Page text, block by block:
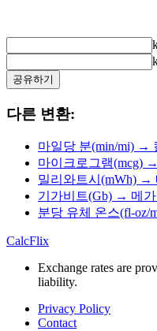
공유하기
다른 변환:
마일당 분(min/mi) →
마이크로그램(mcg)
밀리와트시(mWh) →
기가비트(Gb) → 메
분당 유체 온스(fl-oz/
CalcFlix
Exchange rates are
liability.
Privacy Policy
Contact